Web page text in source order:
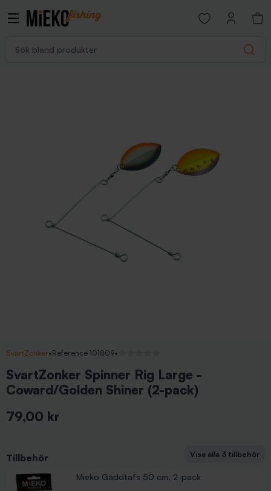
Search
Open favorites
SvartZonker•Reference 101809•
SvartZonker Spinner Rig Large -
Coward/Golden Shiner (2-pack)
79,00 kr
Tillbehör Visa alla 3 tillbehör
Mieko Gäddtafs 50 cm, 2-pack
Pris